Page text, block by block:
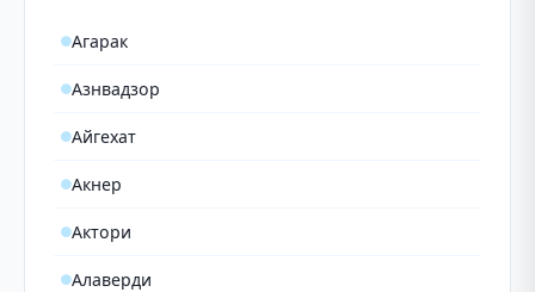
Агарак
Азнвадзор
Айгехат
Акнер
Актори
Алаверди